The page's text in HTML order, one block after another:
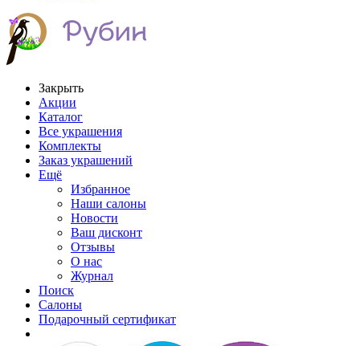
Закрыть
Акции
Каталог
Все украшения
Комплекты
Заказ украшений
Ещё
Избранное
Наши салоны
Новости
Ваш дисконт
Отзывы
О нас
Журнал
Поиск
Салоны
Подарочный сертификат